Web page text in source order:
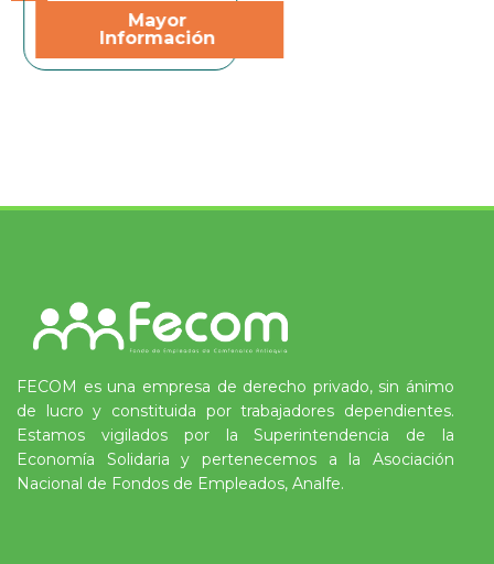
Mayor
Información
FECOM es una empresa de derecho privado, sin ánimo
de lucro y constituida por trabajadores dependientes.
Estamos vigilados por la Superintendencia de la
Economía Solidaria y pertenecemos a la Asociación
Nacional de Fondos de Empleados, Analfe.